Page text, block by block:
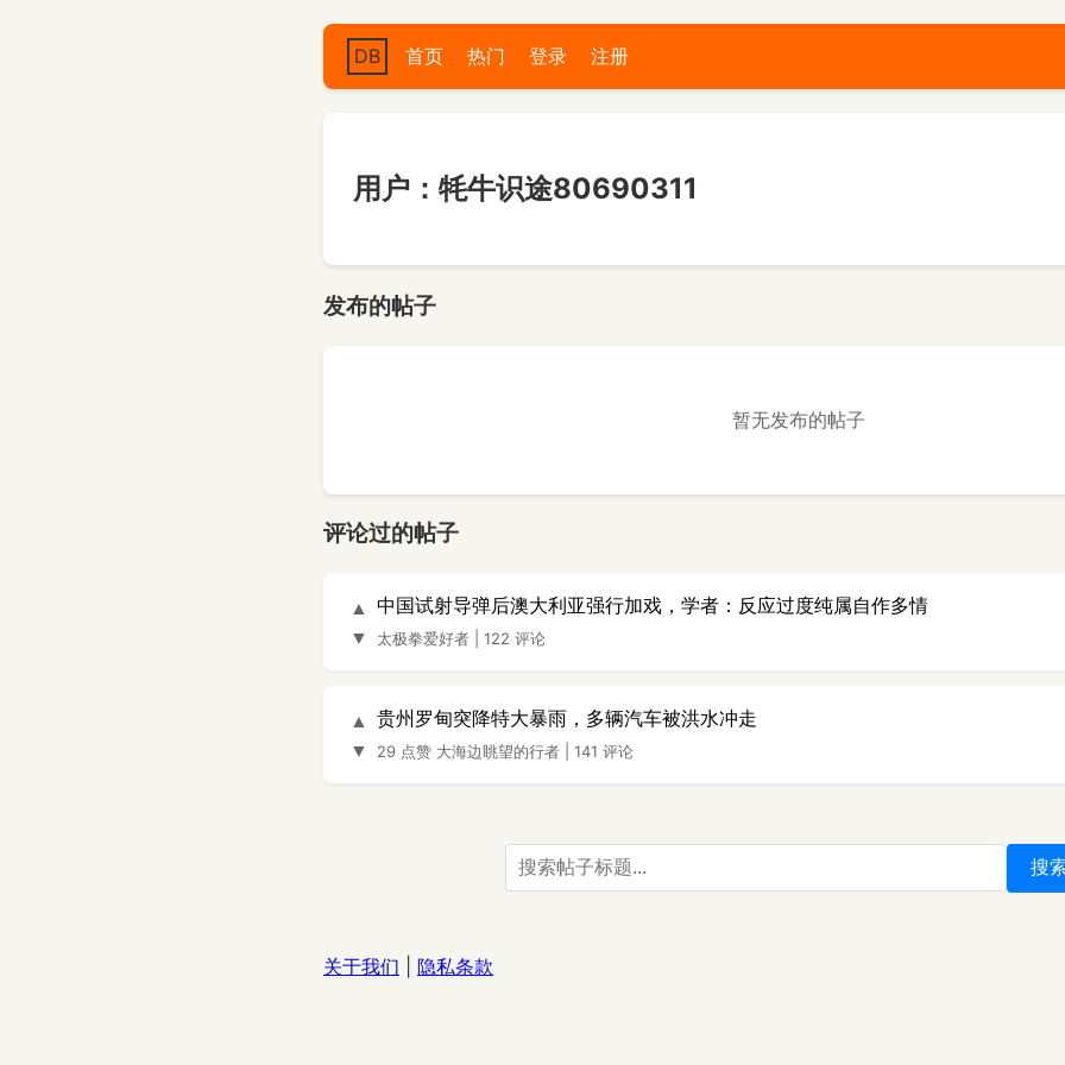
DB 首页 热门 登录 注册
用户：牦牛识途80690311
发布的帖子
暂无发布的帖子
评论过的帖子
▲
▼
中国试射导弹后澳大利亚强行加戏，学者：反应过度纯属自作多情
太极拳爱好者 122 评论
▲
▼
贵州罗甸突降特大暴雨，多辆汽车被洪水冲走
29 点赞 大海边眺望的行者 141 评论
搜
关于我们 隐私条款